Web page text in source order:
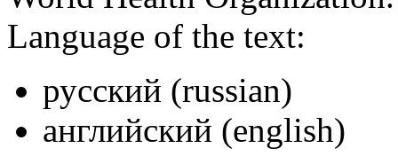
Language of the text:
русский (russian)
английский (english)